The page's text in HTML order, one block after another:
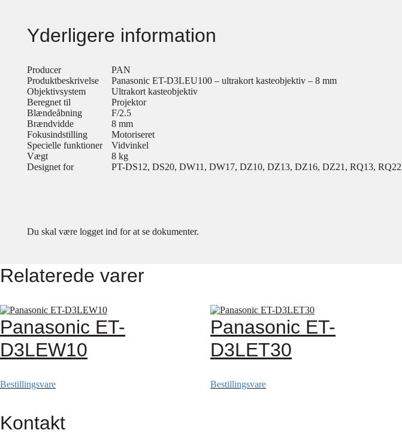
Yderligere information
Producer
PAN
Produktbeskrivelse
Panasonic ET-D3LEU100 – ultrakort kasteobjektiv – 8 mm
Objektivsystem
Ultrakort kasteobjektiv
Beregnet til
Projektor
Blændeåbning
F/2.5
Brændvidde
8 mm
Fokusindstilling
Motoriseret
Specielle funktioner
Vidvinkel
Vægt
8 kg
Designet for
PT-DS12, DS20, DW11, DW17, DZ10, DZ13, DZ16, DZ21, RQ13,
Du skal være logget ind for at se dokumenter.
Relaterede varer
Panasonic ET-
D3LEW10
Bestillingsvare
Panasonic ET-
D3LET30
Bestillingsvare
Kontakt